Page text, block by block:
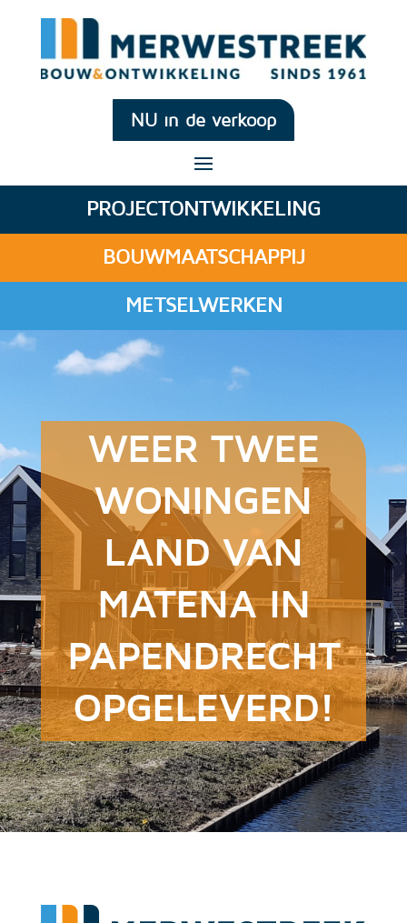
NU in de verkoop
PROJECTONTWIKKELING
BOUWMAATSCHAPPIJ
METSELWERKEN
WEER TWEE
WONINGEN
LAND VAN
MATENA IN
PAPENDRECHT
OPGELEVERD!